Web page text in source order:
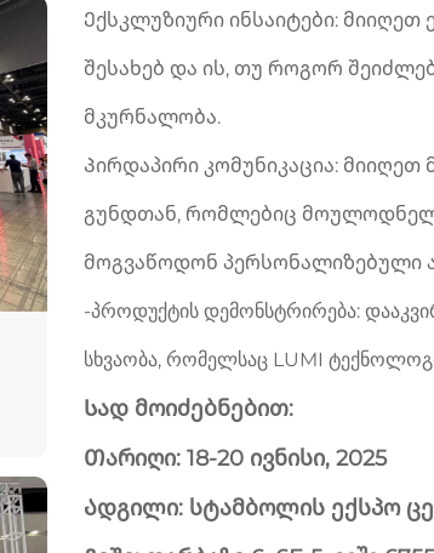
Ექსკლუზიური ინსაიტები:
შესახებ და ის, თუ როგორ
მკურნალობა.
Პირდაპირი კომუნიკაცია:
გუნდთან, რომლებიც
მოგვაწოდონ პერსონალიზებული
-პროდუქტის დემონსტრირება:
სხვაობა, რომელსაც LUMI
Სად მოიძებნებით:
Თარიღი: 18-20 ივნისი, 2025
Ადგილი: სტამბოლის ექსპო